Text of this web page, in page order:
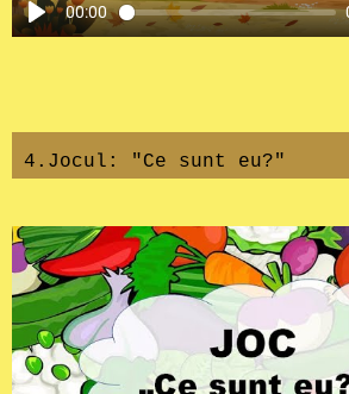
00:00
4.Jocul: "Ce sunt eu?"